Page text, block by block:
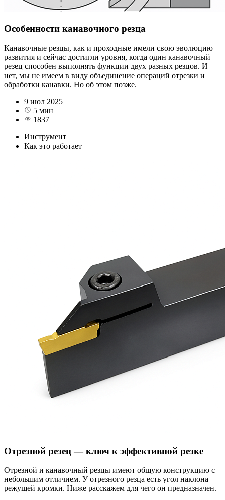
Особенности канавочного резца
Канавочные резцы, как и проходные имели свою эволюцию
развития и сейчас достигли уровня, когда один канавочный
резец способен выполнять функции двух разных резцов. И
нет, мы не имеем в виду объединение операций отрезки и
обработки канавки. Но об этом позже.
9 июл 2025
5 мин
1837
Инструмент
Как это работает
Отрезной резец — ключ к эффективной резке
Отрезной и канавочный резцы имеют общую конструкцию с
небольшим отличием. У отрезного резца есть угол наклона
режущей кромки. Ниже расскажем для чего он предназначен.